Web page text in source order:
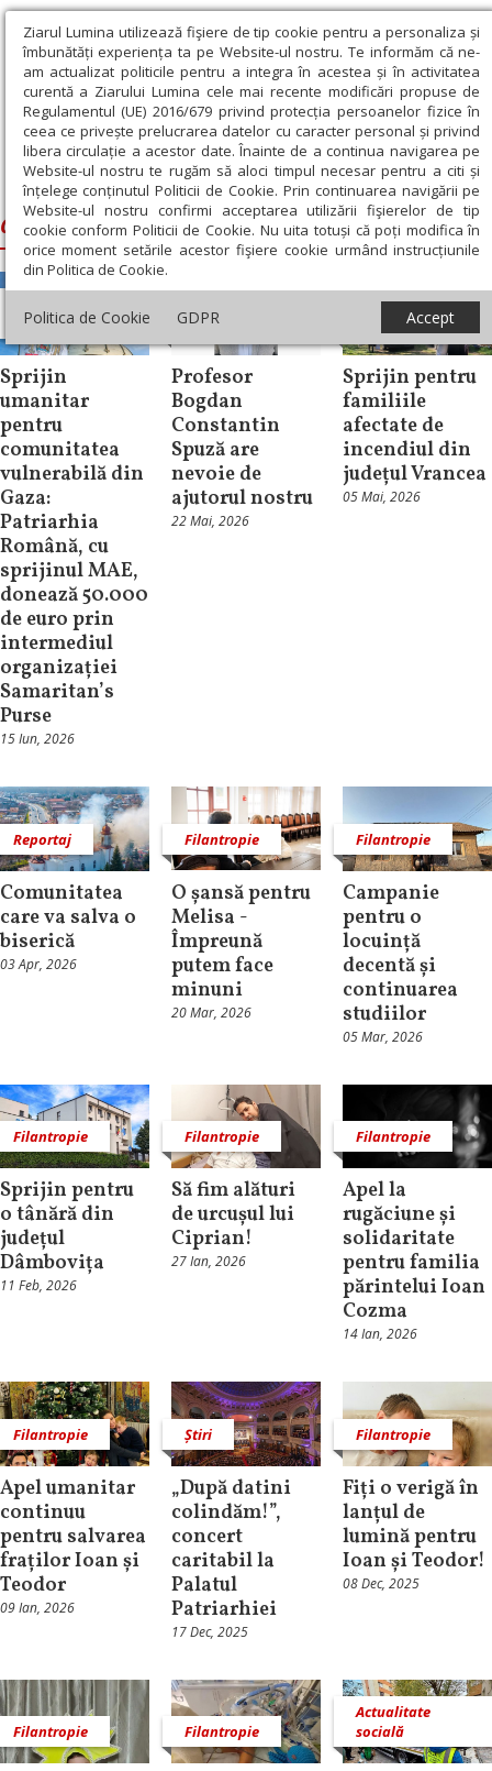
Ziarul Lumina utilizează fişiere de tip cookie pentru a personaliza și
îmbunătăți experiența ta pe Website-ul nostru. Te informăm că ne-
am actualizat politicile pentru a integra în acestea și în activitatea
curentă a Ziarului Lumina cele mai recente modificări propuse de
Regulamentul (UE) 2016/679 privind protecția persoanelor fizice în
ceea ce privește prelucrarea datelor cu caracter personal și privind
libera circulație a acestor date. Înainte de a continua navigarea pe
Website-ul nostru te rugăm să aloci timpul necesar pentru a citi și
înțelege conținutul Politicii de Cookie. Prin continuarea navigării pe
Website-ul nostru confirmi acceptarea utilizării fişierelor de tip
cookie conform Politicii de Cookie. Nu uita totuși că poți modifica în
orice moment setările acestor fişiere cookie urmând instrucțiunile
din Politica de Cookie.
Politica de Cookie GDPR Accept
Ziarul Lumina › ajutor umanitar
ajutor umanitar
presă
Sprijin
umanitar
pentru
comunitatea
vulnerabilă din
Gaza:
Patriarhia
Română, cu
sprijinul MAE,
donează 50.000
de euro prin
intermediul
organizației
Samaritan’s
Purse
15 Iun, 2026
Filantropie
Profesor
Bogdan
Constantin
Spuză are
nevoie de
ajutorul nostru
22 Mai, 2026
Filantropie
Sprijin pentru
familiile
afectate de
incendiul din
județul Vrancea
05 Mai, 2026
Reportaj
Comunitatea
care va salva o
biserică
03 Apr, 2026
Filantropie
O șansă pentru
Melisa -
Împreună
putem face
minuni
20 Mar, 2026
Filantropie
Campanie
pentru o
locuință
decentă și
continuarea
studiilor
05 Mar, 2026
Filantropie
Sprijin pentru
o tânără din
județul
Dâmbovița
11 Feb, 2026
Filantropie
Să fim alături
de urcușul lui
Ciprian!
27 Ian, 2026
Filantropie
Apel la
rugăciune și
solidaritate
pentru familia
părintelui Ioan
Cozma
14 Ian, 2026
Filantropie
Apel umanitar
continuu
pentru salvarea
fraților Ioan și
Teodor
09 Ian, 2026
Știri
„După datini
colindăm!”,
concert
caritabil la
Palatul
Patriarhiei
17 Dec, 2025
Filantropie
Fiți o verigă în
lanțul de
lumină pentru
Ioan și Teodor!
08 Dec, 2025
Filantropie Filantropie
Actualitate
socială